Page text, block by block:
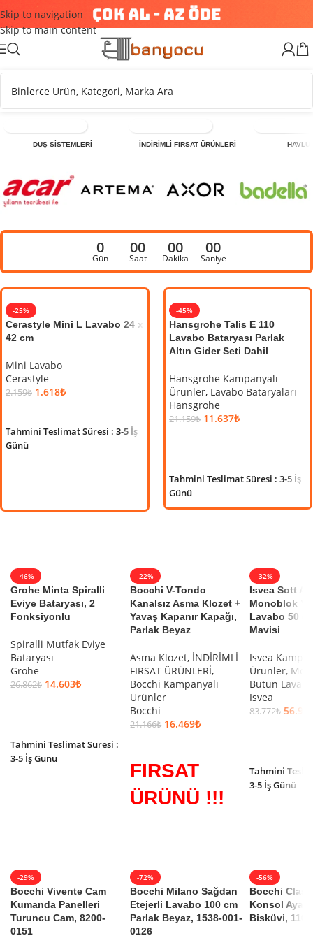
Skip to navigation
Skip to main content
DUŞ SİSTEMLERİ İNDİRİMLİ FIRSAT ÜRÜNLERİ
0
Gün
00
Saat
00
Dakika
00
Saniye
-25%
Cerastyle Mini L Lavabo 24 x
42 cm
Mini Lavabo
Cerastyle
2.159₺ 1.618₺
Tahmini Teslimat Süresi : 3-5 İş
Günü
-41%
ECA Tavandan 8 cm Dirsek
Duş Çıkış Dirseği
1.613₺ 952₺
SEPETE EKLE
Tahmini Teslimat Süresi : 3-5 İş
-45%
Hansgrohe Talis E 110
Lavabo Bataryası Parlak
Altın Gider Seti Dahil
Hansgrohe Kampanyalı
Ürünler, Lavabo Bataryaları
Hansgrohe
21.159₺ 11.637₺
Tahmini Teslimat Süresi : 3-5 İş
Günü
-46%
Grohe Minta Spiralli
Eviye Bataryası, 2
Fonksiyonlu
Spiralli Mutfak Eviye
Bataryası
Grohe
26.862₺ 14.603₺
Tahmini Teslimat Süresi :
3-5 İş Günü
-22%
Bocchi V-Tondo
Kanalsız Asma Klozet +
Yavaş Kapanır Kapağı,
Parlak Beyaz
Asma Klozet, İNDİRİMLİ
FIRSAT ÜRÜNLERİ,
Bocchi Kampanyalı
Ürünler
Bocchi
21.166₺ 16.469₺
FIRSAT
ÜRÜNÜ !!!
-32%
Isvea Sott
Monoblok
Lavabo 50
Mavisi
Isvea
Ürünler,
Bütün
Isvea
83.772₺
Tahmini
3-5 İş Günü
-29%
Bocchi Vivente Cam
Kumanda Panelleri
Turuncu Cam, 8200-
0151
-72%
Bocchi Milano Sağdan
Etejerli Lavabo 100 cm
Parlak Beyaz, 1538-001-
0126
-56%
Bocchi
Konsol Ayak
Bisküvi,